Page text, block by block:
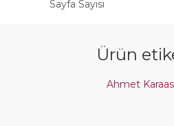
Sayfa Sayısı
Ürün
Ahmet